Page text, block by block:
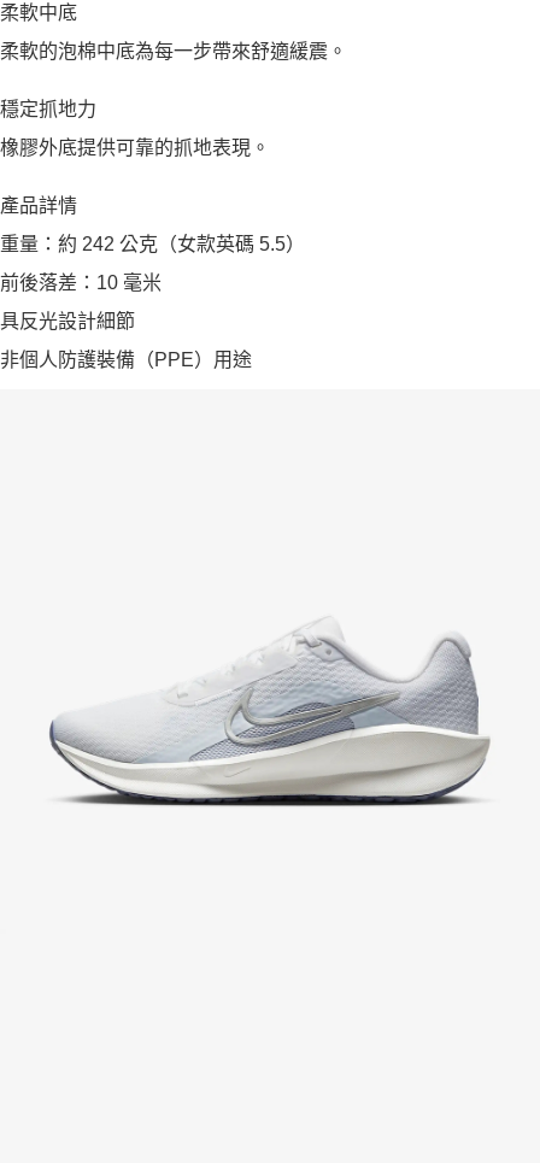
柔軟中底
柔軟的泡棉中底為每一步帶來舒適緩震。
穩定抓地力
橡膠外底提供可靠的抓地表現。
產品詳情
重量：約 242 公克（女款英碼 5.5）
前後落差：10 毫米
具反光設計細節
非個人防護裝備（PPE）用途